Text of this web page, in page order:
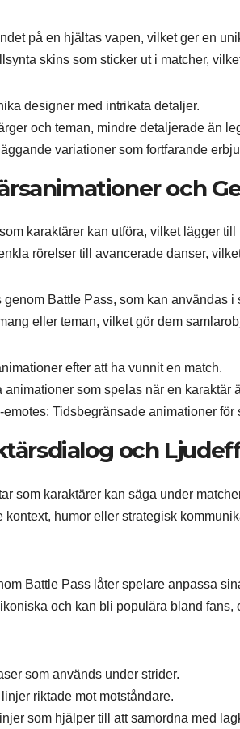
på en hjältas vapen, vilket ger en
skins som sticker ut i matcher,
designer med intrikata detaljer.
och teman, mindre detaljerade än
variationer som fortfarande
och
karaktärer kan utföra, vilket lägger
rörelser till avancerade danser,
Battle Pass, som kan användas
eller teman, vilket gör dem
efter att ha vunnit en match.
animationer som spelas när en karaktär
Tidsbegränsade animationer för
och
som karaktärer kan säga under
humor eller strategisk
Battle Pass låter spelare anpassa
och kan bli populära bland
som används under strider.
riktade mot motståndare.
som hjälper till att samordna med